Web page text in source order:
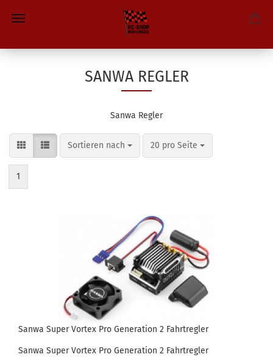
SANWA REGLER
Sanwa Regler
Sortieren nach
Sortieren nach 20 pro Seite
pro Seite
1
Sanwa Super Vortex Pro Generation 2 Fahrtregler
Sanwa Super Vortex Pro Generation 2 Fahrtregler